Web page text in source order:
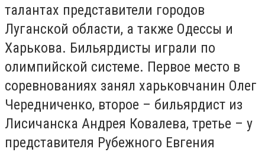
талантах представители городов
Луганской области, а также Одессы и
Харькова. Бильярдисты играли по
олимпийской системе. Первое место в
соревнованиях занял харьковчанин Олeг
Чередниченко, второе – бильярдист из
Лисичанска Андрея Ковалева, третье – у
представителя Рубежного Евгения